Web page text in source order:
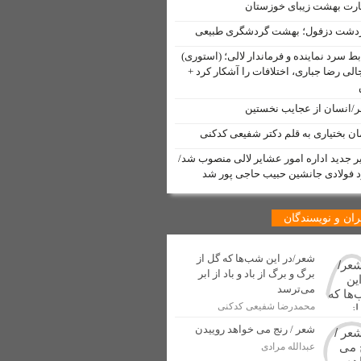
ترانس برق
لالی
توسط خبرنگار لالی
شهری شهرستان لالی آغاز شد
در شهرستان لالی
بهشت زیبای خوزستان
دزفول؛ بهشت گردشگری طبیعی
سرد نماینده و فرماندار لالی؛ (استوری)
رضا جباری، اختلافات را آشکار کرد +
انسان از عجایب نخستین
بختیاری به قلم دکتر شفیعی کدکنی
جدید اداره امور عشایر لالی منصوب شد/
فولادی جانشین حبیب حاجی پور شد
و نویسندگان
شعر/در این شب‌ها که گل از
برگ و برگ از باد و باد از ابر
می‌ترسد
محمدرضا شفیعی کدکنی
شعر / رنج می خواهد روییدن
عبدالله مرادی